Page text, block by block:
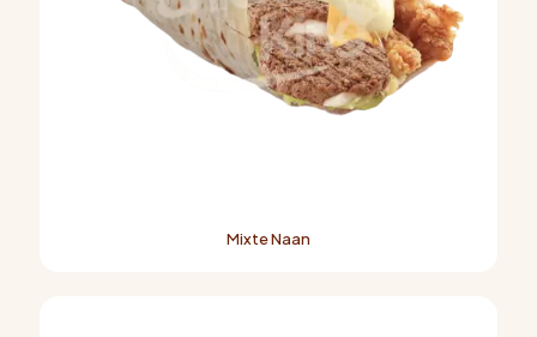
Mixte Naan